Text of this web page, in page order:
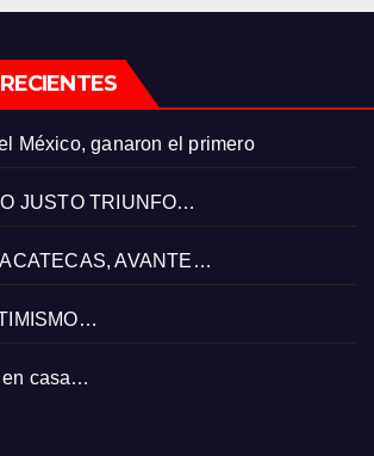
México, ganaron el primero
JUSTO TRIUNFO…
AVANTE…
en casa…